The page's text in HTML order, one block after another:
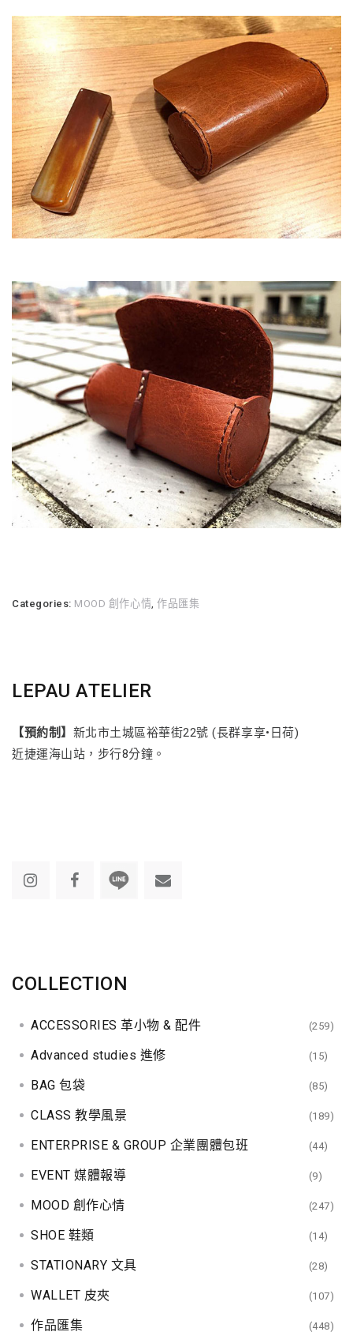
Categories: MOOD 創作心情,作品匯集
LEPAU ATELIER
【預約制】 新北市土城區裕華街22號 (長群享享•日荷)
近捷運海山站，步行8分鐘。
COLLECTION
ACCESSORIES 革小物 & 配件 (259)
Advanced studies 進修 (15)
BAG 包袋 (85)
CLASS 教學風景 (189)
ENTERPRISE & GROUP 企業團體包班 (44)
EVENT 媒體報導 (9)
MOOD 創作心情 (247)
SHOE 鞋類 (14)
STATIONARY 文具 (28)
WALLET 皮夾 (107)
作品匯集 (448)